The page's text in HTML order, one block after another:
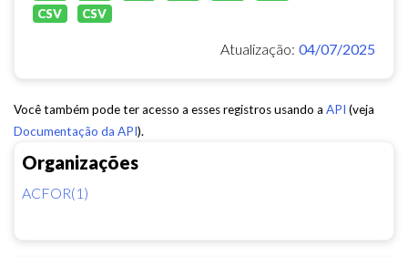
Organizações
ACFOR(1)
CSV
CSV
Atualização: 04/07/2025
Você também pode ter acesso a esses registros usando a API (veja
Documentação da API).